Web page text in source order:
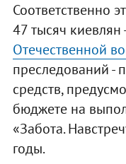
Соответственно
47 тысяч киевлян
Отечественной
преследований -
средств,
бюджете на
«Забота.
годы.